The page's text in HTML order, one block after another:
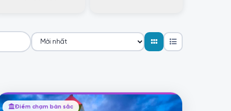
Điểm chạm bản sắc